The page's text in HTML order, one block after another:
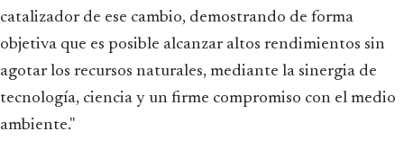
catalizador de ese cambio, demostrando de forma
objetiva que es posible alcanzar altos rendimientos sin
agotar los recursos naturales, mediante la sinergia de
tecnología, ciencia y un firme compromiso con el medio
ambiente."